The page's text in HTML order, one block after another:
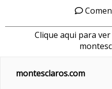
Clique aqui para
montesclaros.com